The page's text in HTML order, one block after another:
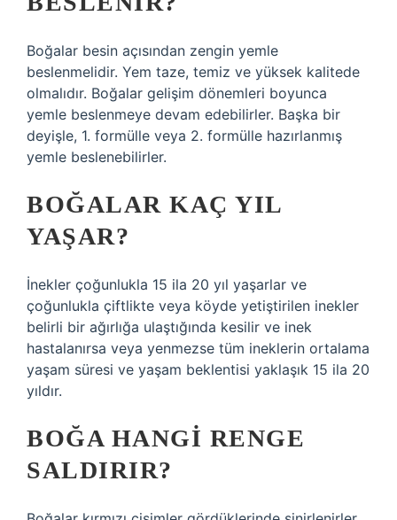
Boğalar besin açısından zengin yemle
beslenmelidir. Yem taze, temiz ve yüksek kalitede
olmalıdır. Boğalar gelişim dönemleri boyunca
yemle beslenmeye devam edebilirler. Başka bir
deyişle, 1. formülle veya 2. formülle hazırlanmış
yemle beslenebilirler.
BOĞALAR KAÇ YIL
YAŞAR?
İnekler çoğunlukla 15 ila 20 yıl yaşarlar ve
çoğunlukla çiftlikte veya köyde yetiştirilen inekler
belirli bir ağırlığa ulaştığında kesilir ve inek
hastalanırsa veya yenmezse tüm ineklerin ortalama
yaşam süresi ve yaşam beklentisi yaklaşık 15 ila 20
yıldır.
BOĞA HANGI RENGE
SALDIRIR?